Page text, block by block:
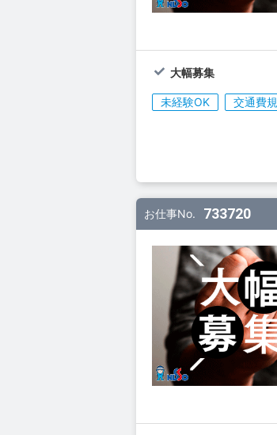
大幅募集
未経験OK 交通費
お仕事No. 733720